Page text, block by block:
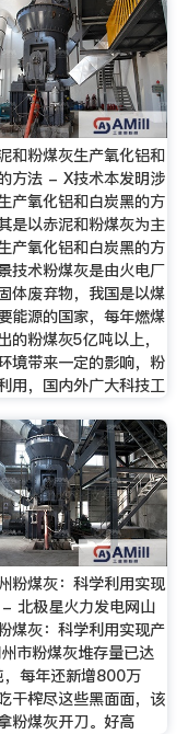
和粉煤灰生产氧化铝和
方法 - X技术本发明涉
产氧化铝和白炭黑的方
是以赤泥和粉煤灰为主
产氧化铝和白炭黑的方
技术粉煤灰是由火电厂
体废弃物，我国是以煤
能源的国家，每年燃煤
的粉煤灰5亿吨以上，
境带来一定的影响，粉
用，国内外广大科技工
粉煤灰：科学利用实现
北极星火力发电网山
煤灰：科学利用实现产
市粉煤灰堆存量已达
，每年还新增800万
干榨尽这些黑面面，该
粉煤灰开刀。好高